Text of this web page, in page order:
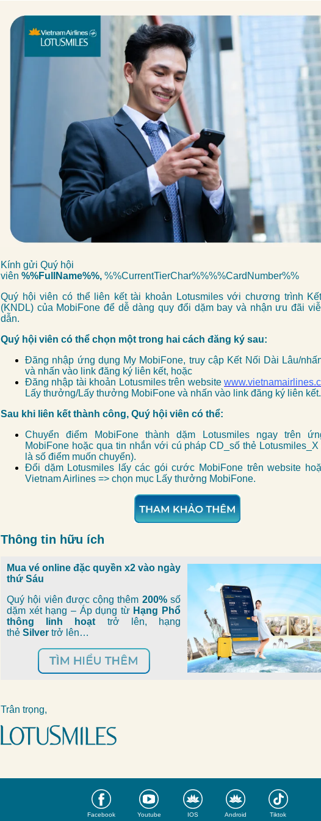
Kính gửi Quý hội
viên %%FullName%%, %%CurrentTierChar%%%%CardNumber%%
Quý hội viên có thể liên kết tài khoản Lotusmiles với chương trình
(KNDL) của MobiFone để dễ dàng quy đổi dặm bay và nhận ưu đãi
dẫn.
Quý hội viên có thể chọn một trong hai cách đăng ký sau:
Đăng nhập ứng dụng My MobiFone, truy cập Kết Nối Dài Lâu/
và nhấn vào link đăng ký liên kết, hoặc
Đăng nhập tài khoản Lotusmiles trên website
Lấy thưởng/Lấy thưởng MobiFone và nhấn vào link đăng ký liên kết.
Sau khi liên kết thành công, Quý hội viên có thể:
Chuyển điểm MobiFone thành dặm Lotusmiles ngay trên
MobiFone hoặc qua tin nhắn với cú pháp CD_số thẻ
là số điểm muốn chuyển).
Đổi dặm Lotusmiles lấy các gói cước MobiFone trên website
Vietnam Airlines => chọn mục Lấy thưởng MobiFone.
Thông tin hữu ích
Mua vé online đặc quyền x2 vào ngày
thứ Sáu
Quý hội viên được cộng thêm 200%số
dặm xét hạng – Áp dụng từ Hạng Phổ
thông linh hoạt trở lên, hạng
thẻ Silver trở lên…
Trân trọng,
Facebook Youtube IOS Android Tiktok